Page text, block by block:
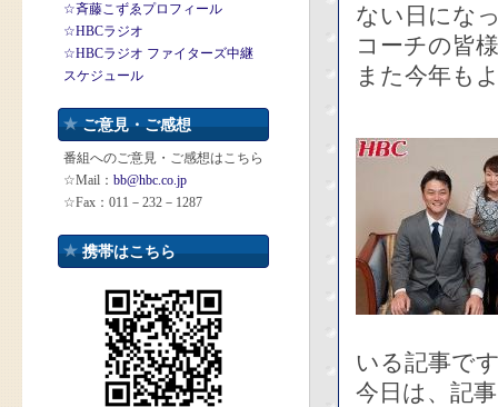
☆斉藤こずゑプロフィール
☆HBCラジオ
☆HBCラジオ ファイターズ中継
スケジュール
ご意見・ご感想
番組へのご意見・ご感想はこちら
☆Mail： bb@hbc.co.jp
☆Fax：011－232－1287
携帯はこちら
ない日にな
コーチの皆
また今年も
いる記事で
今日は、記